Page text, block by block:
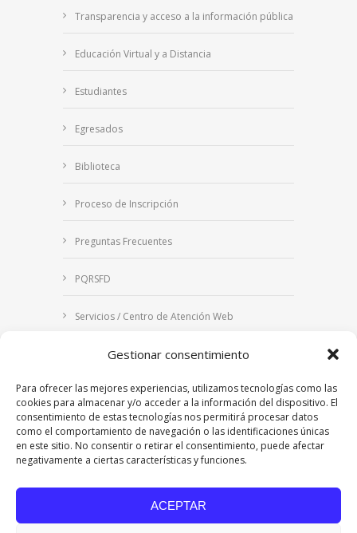
Gestionar consentimiento
Para ofrecer las mejores experiencias, utilizamos tecnologías como las
cookies para almacenar y/o acceder a la información del dispositivo. El
consentimiento de estas tecnologías nos permitirá procesar datos
como el comportamiento de navegación o las identificaciones únicas
en este sitio. No consentir o retirar el consentimiento, puede afectar
negativamente a ciertas características y funciones.
ACEPTAR
Transparencia y acceso a la información pública
Educación Virtual y a Distancia
Estudiantes
Egresados
Biblioteca
Proceso de Inscripción
Preguntas Frecuentes
PQRSFD
Servicios / Centro de Atención Web
Correo Institucional
Notificaciones judiciales
| Personería Jurídica Resolución
7542 de mayo de 1982